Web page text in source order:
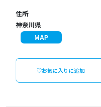
住所
神奈川県
MAP
♡お気に入りに追加